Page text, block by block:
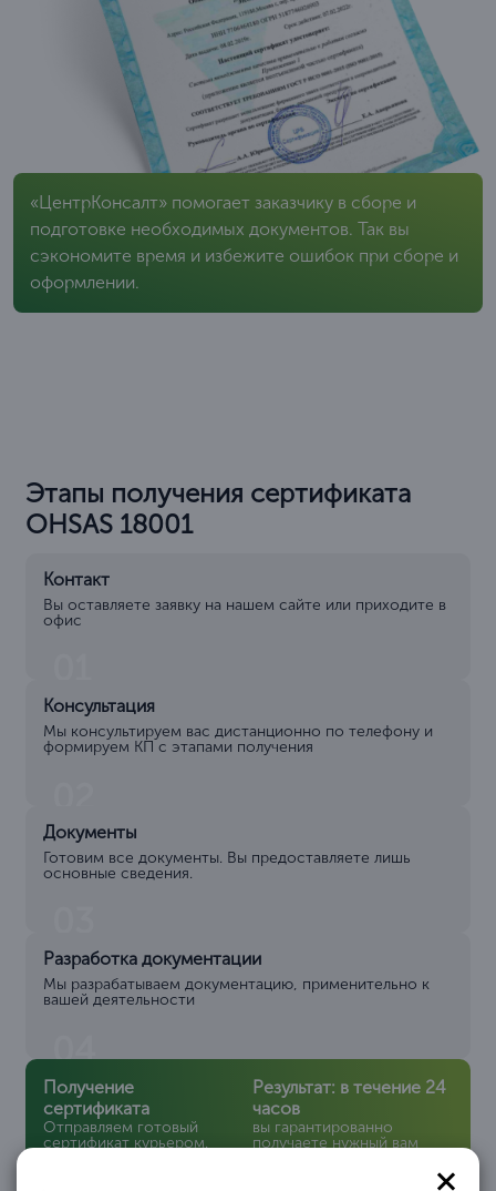
«ЦентрКонсалт» помогает заказчику в сборе и
подготовке необходимых документов. Так вы
сэкономите время и избежите ошибок при сборе и
оформлении.
Этапы получения сертификата
OHSAS 18001
Контакт
Вы оставляете заявку на нашем сайте или приходите в
офис
Консультация
Мы консультируем вас дистанционно по телефону и
формируем КП с этапами получения
Документы
Готовим все документы. Вы предоставляете лишь
основные сведения.
Разработка документации
Мы разрабатываем документацию, применительно к
вашей деятельности
04
Получение
сертификата
Отправляем готовый
сертификат курьером.
Результат: в течение 24
часов
вы гарантированно
получаете нужный вам